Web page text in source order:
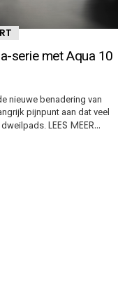
serie met Aqua 10
nieuwe benadering van
pijnpunt aan dat veel
LEES MEER…